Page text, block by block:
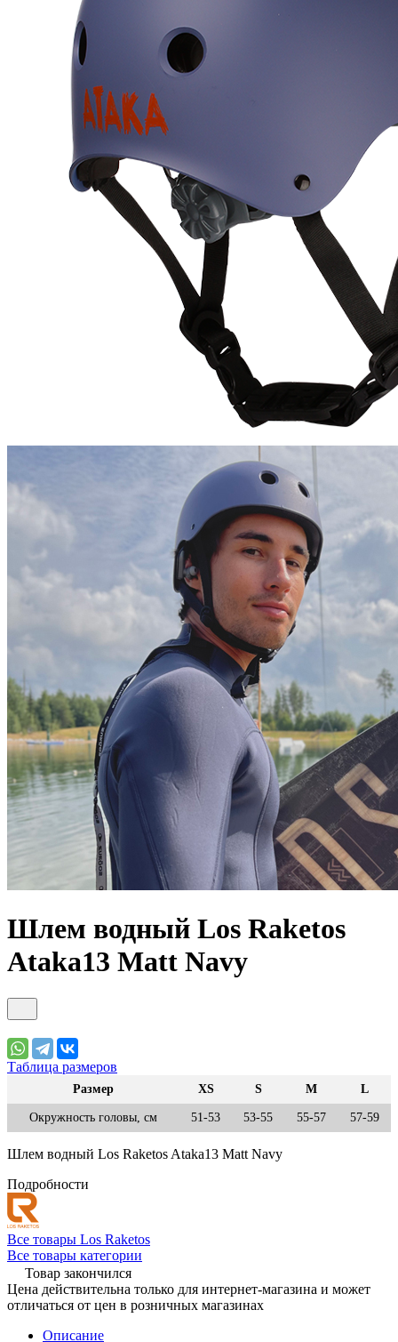
Шлем водный Los Raketos
Ataka13 Matt Navy
Таблица размеров
Размер XS S M L
Окружность головы, см 51-53 53-55 55-57 57-59
Шлем водный Los Raketos Ataka13 Matt Navy
Подробности
Все товары Los Raketos
Все товары категории
Товар закончился
Цена действительна только для интернет-магазина и может
отличаться от цен в розничных магазинах
Описание